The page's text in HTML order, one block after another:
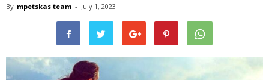
By mpetskas team - July 1, 2023